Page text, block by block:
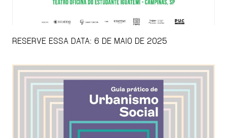
RESERVE ESSA DATA: 6 DE MAIO DE 2025